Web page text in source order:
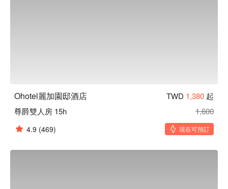
Ohotel麗加園邸酒店 TWD 1,380 起
尊爵雙人房 15h
1,600
4.9 (469) 現在可預訂